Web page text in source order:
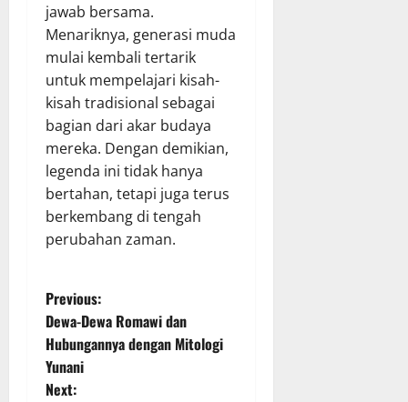
jawab bersama.
Menariknya, generasi muda
mulai kembali tertarik
untuk mempelajari kisah-
kisah tradisional sebagai
bagian dari akar budaya
mereka. Dengan demikian,
legenda ini tidak hanya
bertahan, tetapi juga terus
berkembang di tengah
perubahan zaman.
P
o
s
Previous:
Dewa-Dewa Romawi dan
Hubungannya dengan Mitologi
Yunani
Next: